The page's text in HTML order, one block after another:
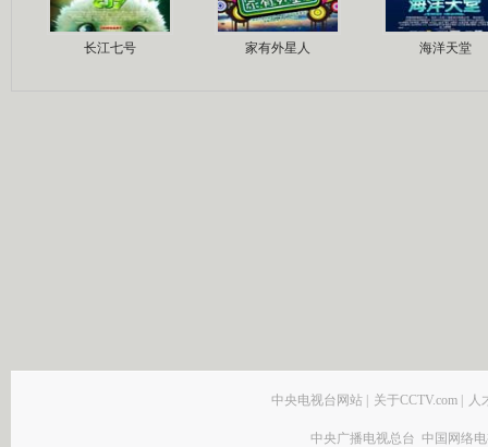
长江七号 家有外星人 海洋天堂
中央电视台网站 | 关于CCTV.com | 人
中央广播电视总台 中国网络